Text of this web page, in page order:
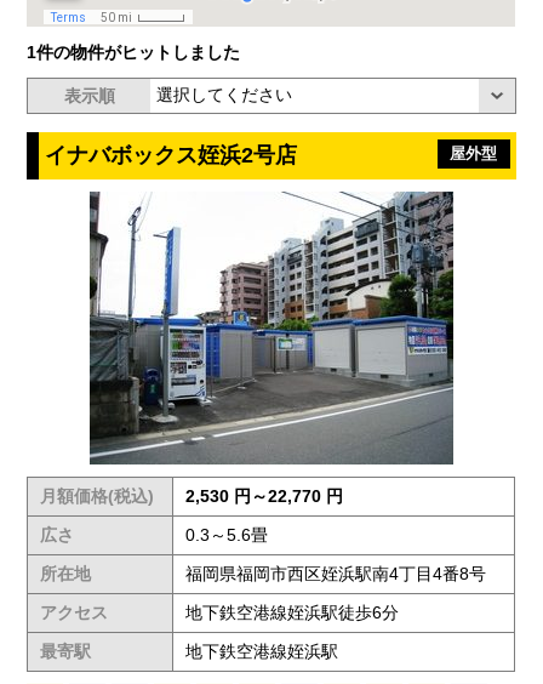
1件の物件がヒットしました
表示順
イナバボックス姪浜2号店 屋外型
月額価格(税込)
2,530 円～22,770 円
広さ
0.3～5.6畳
所在地
福岡県福岡市西区姪浜駅南4丁目4番8号
アクセス
地下鉄空港線姪浜駅徒歩6分
最寄駅
地下鉄空港線姪浜駅